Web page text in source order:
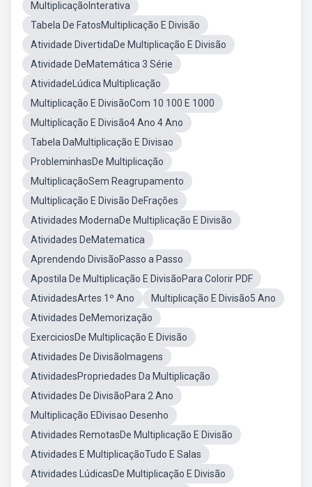
MultiplicaçãoInterativa
Tabela De FatosMultiplicação E Divisão
Atividade DivertidaDe Multiplicação E Divisão
Atividade DeMatemática 3 Série
AtividadeLúdica Multiplicação
Multiplicação E DivisãoCom 10 100 E 1000
Multiplicação E Divisão4 Ano 4 Ano
Tabela DaMultiplicação E Divisao
ProbleminhasDe Multiplicação
MultiplicaçãoSem Reagrupamento
Multiplicação E Divisão DeFrações
Atividades ModernaDe Multiplicação E Divisão
Atividades DeMatematica
Aprendendo DivisãoPasso a Passo
Apostila De Multiplicação E DivisãoPara Colorir PDF
AtividadesArtes 1º Ano
Multiplicação E Divisão5 Ano
Atividades DeMemorização
ExerciciosDe Multiplicação E Divisão
Atividades De DivisãoImagens
AtividadesPropriedades Da Multiplicação
Atividades De DivisãoPara 2 Ano
Multiplicação EDivisao Desenho
Atividades RemotasDe Multiplicação E Divisão
Atividades E MultiplicaçãoTudo E Salas
Atividades LúdicasDe Multiplicação E Divisão